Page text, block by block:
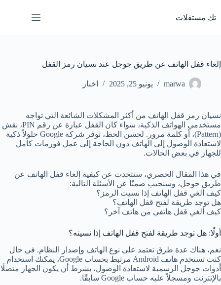
إلى
المحتوى
تك مستقلات
إلغاء قفل الهاتف عن طريق جوجل عند نسيان رمز القفل
marwa يونيو 25, 2025 اخبار
نسيان رمز قفل الهاتف من أكثر المشكلات الشائعة التي تواجه
مستخدمي الهواتف الذكية، سواء كان القفل عبارة عن رقم PIN، نقش
(Pattern)، أو كلمة مرور. لحسن الحظ، توفر شركة Google حلولاً ذكية
لاستعادة الوصول إلى الهاتف دون الحاجة إلى عمل فورمات كامل
للجهاز في بعض الحالات.
في هذا المقال الحصري، سنتحدث عن كيفية إلغاء قفل الهاتف عن
طريق جوجل، وسنجيب ضمنًا عن الأسئلة التالية:
كيف ألغي قفل الهاتف إذا نسيت الرمز؟
هل توجد طريقة لفتح قفل الهاتف؟
كيف ألغي قفل هاتفي من هاتف آخر؟
أولًا: هل توجد طريقة لفتح قفل الهاتف إذا نسيته؟
نعم، هناك عدة طرق تعتمد على نوع الهاتف وإصدار النظام. في حال
كنت تستخدم هاتف Android مرتبط بحساب Google، يمكنك استخدام
أدوات جوجل الرسمية لاستعادة الوصول، بشرط أن يكون الجهاز متصلًا
بالإنترنت ومسجلاً عليه حساب Google سابقًا.